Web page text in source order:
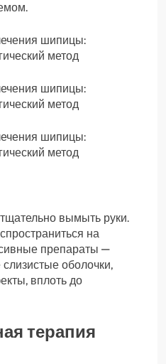
вымыть руки.
на
препараты —
слизистые оболочки,
вплоть до
терапия